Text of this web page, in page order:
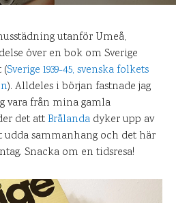
utanför Umeå,
över en bok om Sverige
(Sverige 1939-45, svenska folkets
). Alldeles i början fastnade jag
vara från mina gamla
det attBrålanda dyker upp av
udda sammanhang och det här
Snacka om en tidsresa!